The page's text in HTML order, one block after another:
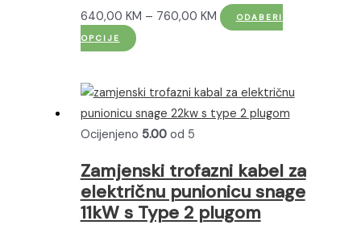
stranici
proizvoda
640,00 KM – 760,00 KMRaspon
do
760,00 KM
ODABERI
OPCIJE
Ovaj
više
varijanti.
Opcije
mogu
odabrati
na
Ocijenjeno 5.00od 5
Zamjenski trofazni kabel za
električnu punionicu snage
11kW s Type 2 plugom